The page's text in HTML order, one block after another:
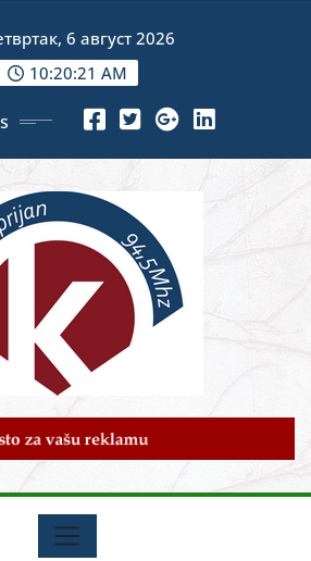
6 август 2026
10:20:23 AM